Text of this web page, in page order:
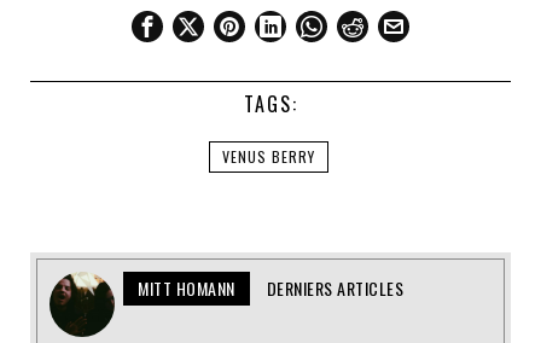
TAGS:
VENUS BERRY
MITT HOMANN DERNIERS ARTICLES